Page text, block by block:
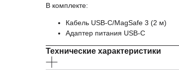
В комплекте:
Кабель USB-C/MagSafe 3 (2 м)
Адаптер питания USB‑C
Технические характеристики